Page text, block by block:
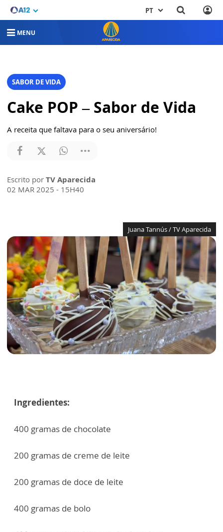
PT
MENU
SABOR DE VIDA
Cake POP – Sabor de Vida
A receita que faltava para o seu aniversário!
Escrito por TV Aparecida
02 MAR 2025 - 15H40
Juana Tannús / TV Aparecida
Ingredientes:
400 gramas de chocolate
200 gramas de creme de leite
200 gramas de doce de leite
400 gramas de bolo